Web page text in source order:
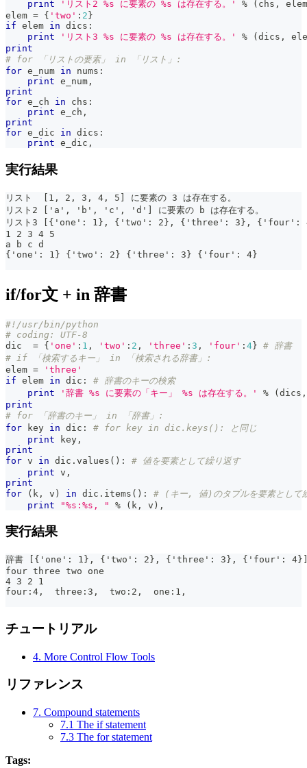
print 'リスト2 %s に要素の %s は存在する。' % ( chs ,
elem
elem = { 'two' : 2 }
if elem in dics :
print
'リスト3 %s に要素の %s は存在する。' % ( dics ,
print
# for 「リストの要素」 in 「リスト」:
for e_num in nums :
print e_num ,
print
for e_ch in chs :
print e_ch ,
print
for e_dic in dics :
print e_dic ,
実行結果
リスト  [1, 2, 3, 4, 5] に要素の 3 は存在する。
リスト2 ['a', 'b', 'c', 'd'] に要素の b は存在する。
リスト3 [{'one': 1}, {'two': 2}, {'three': 3}, {'four': 4}]
1 2 3 4 5
a b c d
{'one': 1} {'two': 2} {'three': 3} {'four': 4}
if/for文 + in 辞書
#!/usr/bin/python
# coding: UTF-8
dic = { 'one' : 1 , 'two' : 2 , 'three' : 3 , 'four' : 4} # 辞書
# if 「検索するキー」 in 「検索される辞書」:
elem =
'three'
if elem in dic :
# 辞書のキーの検索
print
'辞書 %s に要素の「キー」 %s は存在する。' % (dics ,
print
# for 「辞書のキー」 in 「辞書」:
for key in dic :
# for key in dic.keys(): と同じ
print key ,
print
for v in dic . values ( ) :
# 値を要素として繰り返す
print v ,
print
for
( k , v ) in dic . items ( ) :
# (キー, 値)のタプルを要素として
print
"%s:%s, " % ( k , v ) ,
実行結果
辞書 [{'one': 1}, {'two': 2}, {'three': 3}, {'four': 4}] に要
four three two one
4 3 2 1
four:4,  three:3,  two:2,  one:1,
チュートリアル
4. More Control Flow Tools
リファレンス
7. Compound statements
7.1 The if statement
7.3 The for statement
Tags: